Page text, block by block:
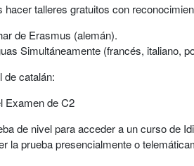
hacer talleres gratuitos con
de Erasmus (alemán).
Simultáneamente (francés, italiano,
de catalán:
Examen de C2
de nivel para acceder a un curso de
la prueba presencialmente o